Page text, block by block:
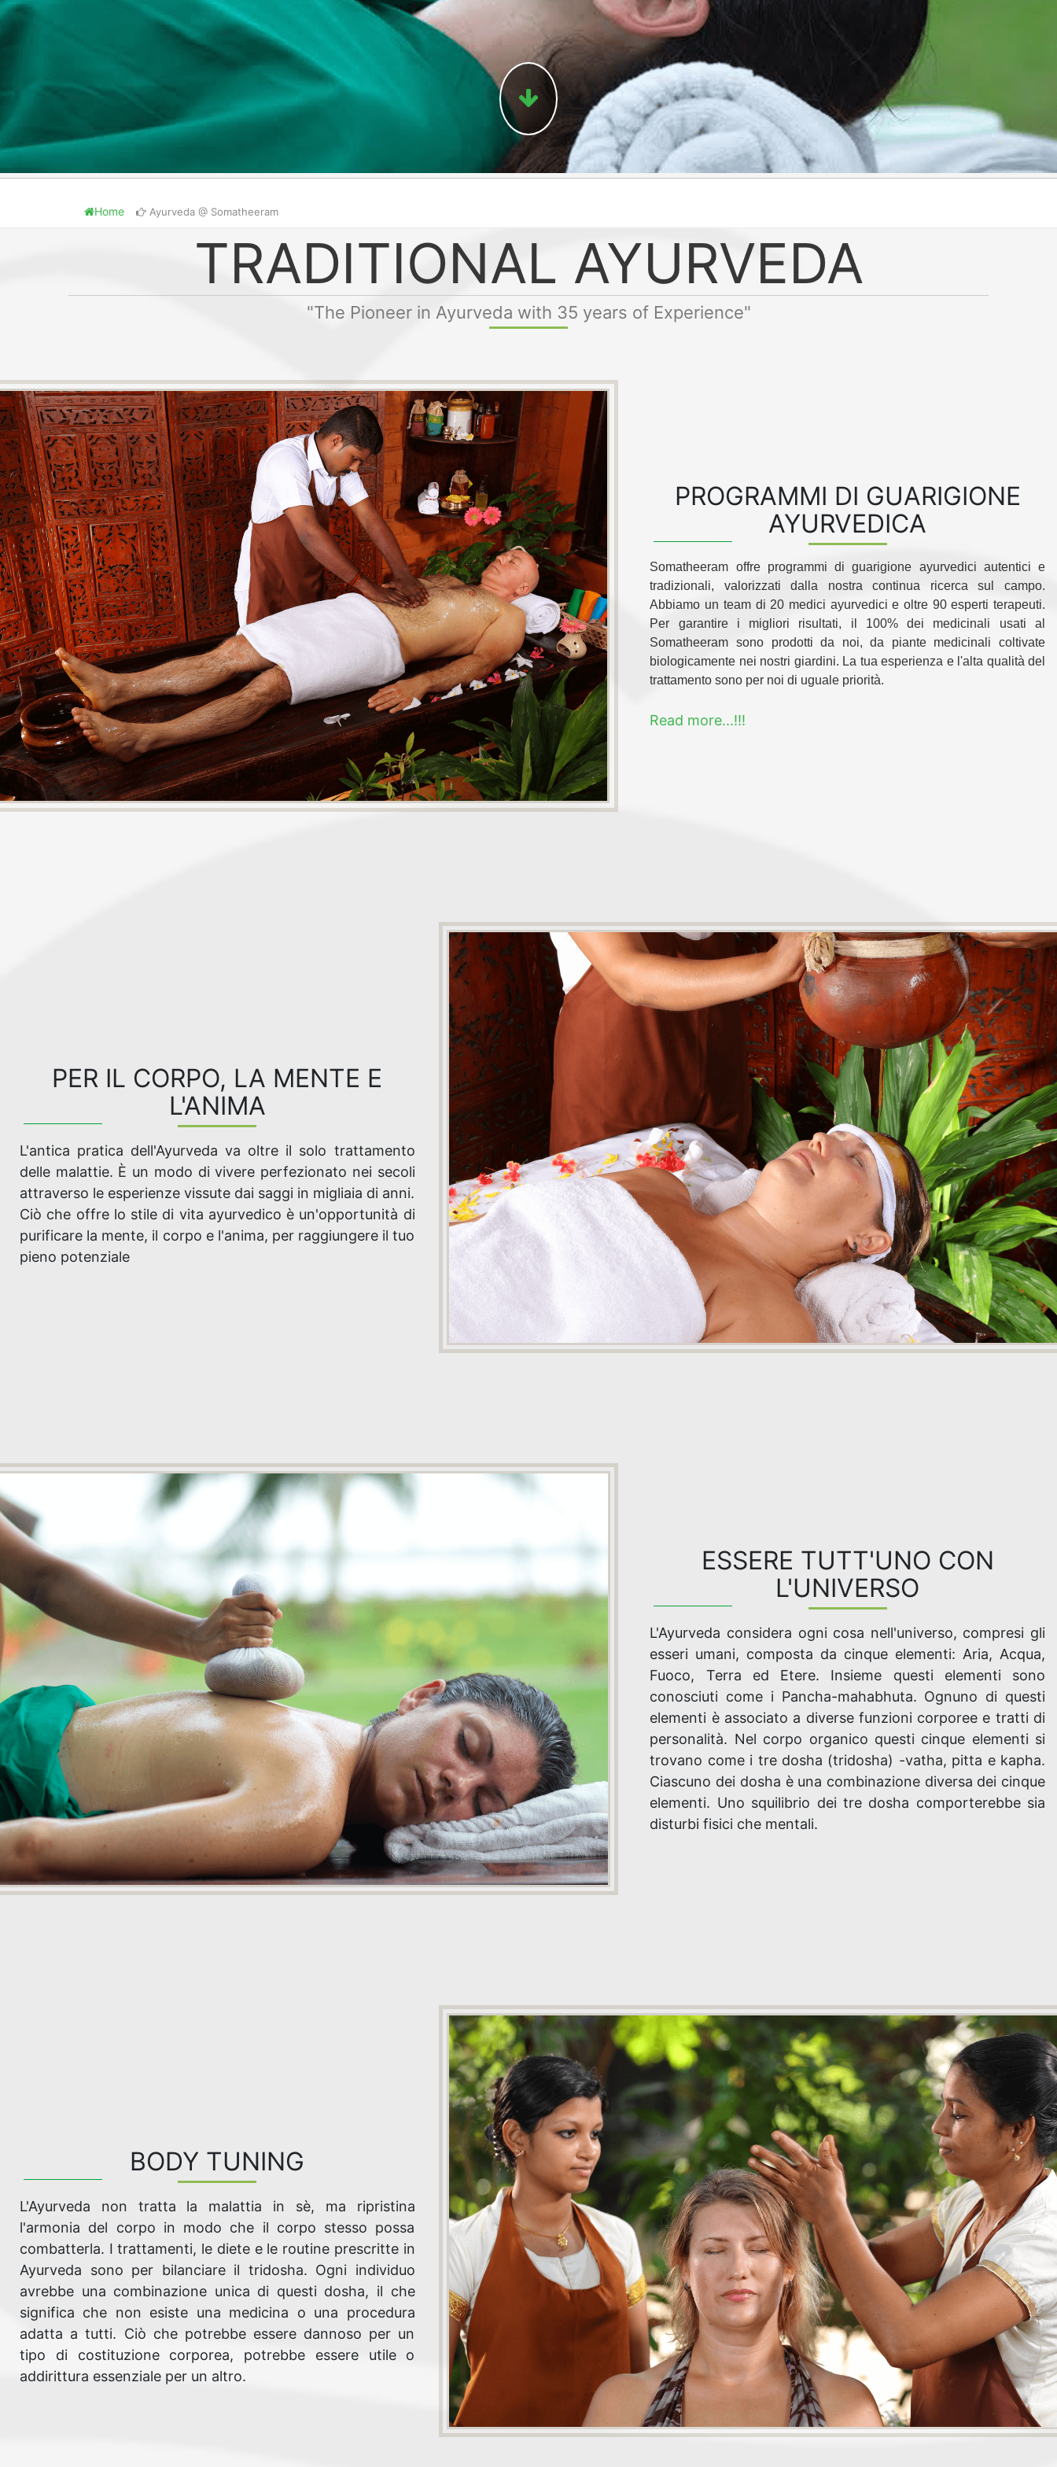
Home Ayurveda @ Somatheeram
TRADITIONAL AYURVEDA
"The Pioneer in Ayurveda with 35 years of Experience"
PROGRAMMI DI GUARIGIONE
AYURVEDICA
Somatheeram offre programmi di guarigione ayurvedici autentici e
tradizionali, valorizzati dalla nostra continua ricerca sul campo.
Abbiamo un team di 20 medici ayurvedici e oltre 90 esperti terapeuti.
Per garantire i migliori risultati, il 100% dei medicinali usati al
Somatheeram sono prodotti da noi, da piante medicinali coltivate
biologicamente nei nostri giardini. La tua esperienza e l'alta qualità del
trattamento sono per noi di uguale priorità.
Read more...!!!
PER IL CORPO, LA MENTE E
L'ANIMA
L'antica pratica dell'Ayurveda va oltre il solo trattamento
delle malattie. È un modo di vivere perfezionato nei secoli
attraverso le esperienze vissute dai saggi in migliaia di anni.
Ciò che offre lo stile di vita ayurvedico è un'opportunità di
purificare la mente, il corpo e l'anima, per raggiungere il tuo
pieno potenziale
ESSERE TUTT'UNO CON
L'UNIVERSO
L'Ayurveda considera ogni cosa nell'universo, compresi gli
esseri umani, composta da cinque elementi: Aria, Acqua,
Fuoco, Terra ed Etere. Insieme questi elementi sono
conosciuti come i Pancha-mahabhuta. Ognuno di questi
elementi è associato a diverse funzioni corporee e tratti di
personalità. Nel corpo organico questi cinque elementi si
trovano come i tre dosha (tridosha) -vatha, pitta e kapha.
Ciascuno dei dosha è una combinazione diversa dei cinque
elementi. Uno squilibrio dei tre dosha comporterebbe sia
disturbi fisici che mentali.
BODY TUNING
L'Ayurveda non tratta la malattia in sè, ma ripristina
l'armonia del corpo in modo che il corpo stesso possa
combatterla. I trattamenti, le diete e le routine prescritte in
Ayurveda sono per bilanciare il tridosha. Ogni individuo
avrebbe una combinazione unica di questi dosha, il che
significa che non esiste una medicina o una procedura
adatta a tutti. Ciò che potrebbe essere dannoso per un
tipo di costituzione corporea, potrebbe essere utile o
addirittura essenziale per un altro.